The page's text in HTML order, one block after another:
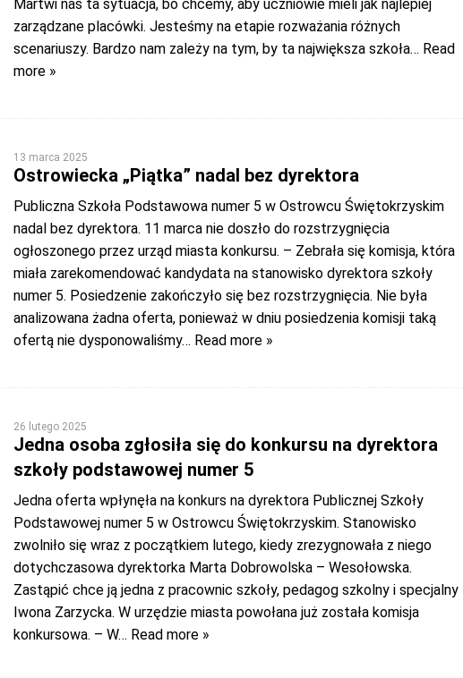
Martwi nas ta sytuacja, bo chcemy, aby uczniowie mieli jak najlepiej
zarządzane placówki. Jesteśmy na etapie rozważania różnych
scenariuszy. Bardzo nam zależy na tym, by ta największa szkoła… Read
more »
13 marca 2025
Ostrowiecka „Piątka” nadal bez dyrektora
Publiczna Szkoła Podstawowa numer 5 w Ostrowcu Świętokrzyskim
nadal bez dyrektora. 11 marca nie doszło do rozstrzygnięcia
ogłoszonego przez urząd miasta konkursu. – Zebrała się komisja, która
miała zarekomendować kandydata na stanowisko dyrektora szkoły
numer 5. Posiedzenie zakończyło się bez rozstrzygnięcia. Nie była
analizowana żadna oferta, ponieważ w dniu posiedzenia komisji taką
ofertą nie dysponowaliśmy… Read more »
26 lutego 2025
Jedna osoba zgłosiła się do konkursu na dyrektora
szkoły podstawowej numer 5
Jedna oferta wpłynęła na konkurs na dyrektora Publicznej Szkoły
Podstawowej numer 5 w Ostrowcu Świętokrzyskim. Stanowisko
zwolniło się wraz z początkiem lutego, kiedy zrezygnowała z niego
dotychczasowa dyrektorka Marta Dobrowolska – Wesołowska.
Zastąpić chce ją jedna z pracownic szkoły, pedagog szkolny i specjalny
Iwona Zarzycka. W urzędzie miasta powołana już została komisja
konkursowa. – W… Read more »